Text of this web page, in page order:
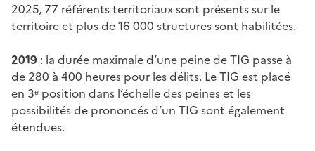
2025, 77 référents territoriaux sont présents sur le
territoire et plus de 16 000 structures sont habilitées.
2019 : la durée maximale d’une peine de TIG passe à
de 280 à 400 heures pour les délits. Le TIG est placé
en 3ᵉ position dans l’échelle des peines et les
possibilités de prononcés d’un TIG sont également
étendues.